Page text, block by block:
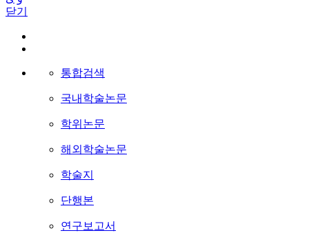
닫기
통합검색
국내학술논문
학위논문
해외학술논문
학술지
단행본
연구보고서